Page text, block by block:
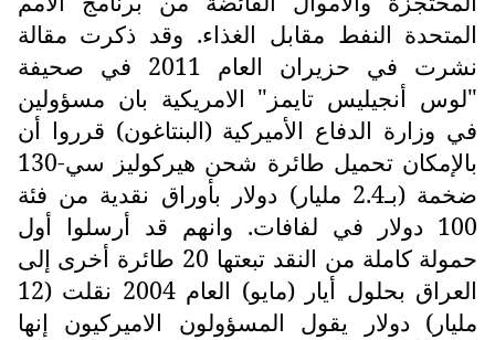
المتحدة النفط مقابل الغذاء. وقد ذكرت مقالة
نشرت في حزيران العام 2011 في صحيفة
"لوس أنجيليس تايمز" الامريكية بان مسؤولين
في وزارة الدفاع الأميركية (البنتاغون) قرروا أن
بالإمكان تحميل طائرة شحن هيركوليز سي-130
ضخمة (بـ2.4 مليار) دولار بأوراق نقدية من فئة
100 دولار في لفافات. وانهم قد أرسلوا أول
حمولة كاملة من النقد تبعتها 20 طائرة أخرى إلى
العراق بحلول أيار (مايو) العام 2004 نقلت (12
مليار) دولار يقول المسؤولون الاميركيون إنها